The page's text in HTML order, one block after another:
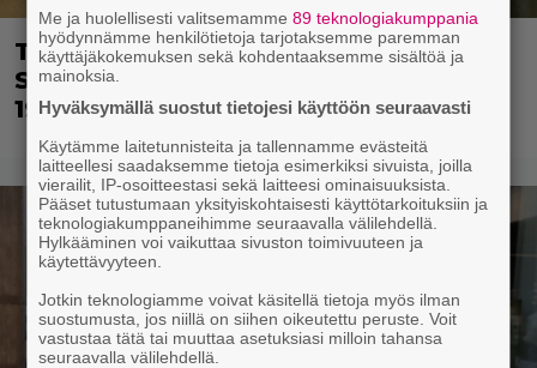
Tänän tv:ssä: Esko Salminen ja Satu
Silvo tekevät hienot pääroolit vuoden
1984 menestyselokuvassa
Me ja huolellisesti valitsemamme89 teknologiakumppania
hyödynnämme henkilötietoja tarjotaksemme paremman
käyttäjäkokemuksen sekä kohdentaaksemme sisältöä ja
mainoksia.
Hyväksymällä suostut tietojesi käyttöön seuraavasti
Käytämme laitetunnisteita ja tallennamme evästeitä
laitteellesi saadaksemme tietoja esimerkiksi sivuista, joilla
vierailit, IP-osoitteestasi sekä laitteesi ominaisuuksista.
Pääset tutustumaan yksityiskohtaisesti käyttötarkoituksiin ja
teknologiakumppaneihimme seuraavalla välilehdellä.
Hylkääminen voi vaikuttaa sivuston toimivuuteen ja
käytettävyyteen.
Jotkin teknologiamme voivat käsitellä tietoja myös ilman
suostumusta, jos niillä on siihen oikeutettu peruste. Voit
vastustaa tätä tai muuttaa asetuksiasi milloin tahansa
seuraavalla välilehdellä.